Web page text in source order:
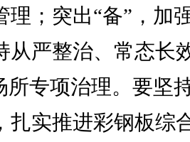
理；突出“备”，加
从严整治、常态长
所专项治理。要坚
扎实推进彩钢板综